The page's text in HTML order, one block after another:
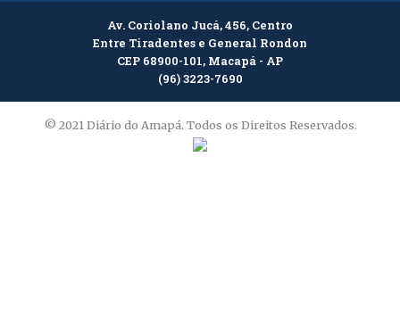
Av. Coriolano Jucá, 456, Centro
Entre Tiradentes e General Rondon
CEP 68900-101, Macapá - AP
(96) 3223-7690
© 2021 Diário do Amapá. Todos os Direitos Reservados.